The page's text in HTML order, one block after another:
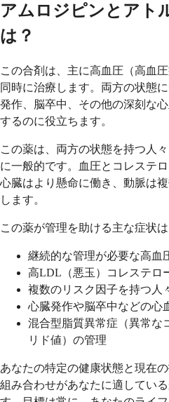
アムロジピンとアト
は？
この合剤は、主に高血圧（高血
同時に治療します。両方の状態
発作、脳卒中、その他の深刻な
するのに役立ちます。
この薬は、両方の状態を持つ人
に一般的です。血圧とコレステ
心臓はより懸命に働き、動脈は
します。
この薬が管理を助ける主な症状
継続的な管理が必要な高血
高LDL（悪玉）コレステロ
複数のリスク因子を持つ人
心臓発作や脳卒中などの心
混合型脂質異常症（異常な
リド値）の管理
あなたの特定の健康状態と現在
組み合わせがあなたに適してい